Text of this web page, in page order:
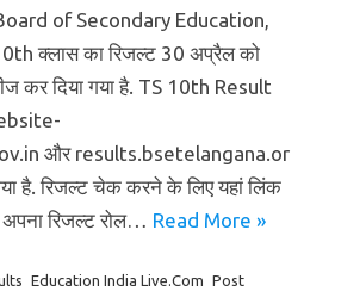
of Secondary Education,
क्लास का रिजल्ट 30 अप्रैल को
कर दिया गया है. TS 10th Result
और results.bsetelangana.or
है. रिजल्ट चेक करने के लिए यहां लिंक
रिजल्ट रोल… Read More »
Education India Live.Com Post